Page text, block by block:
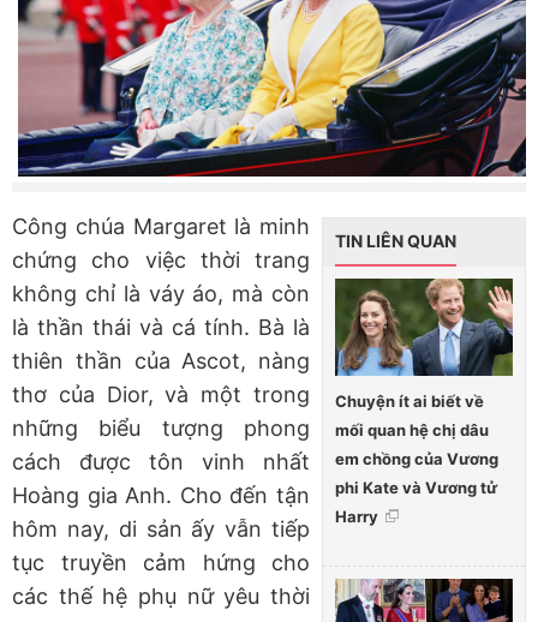
TIN LIÊN QUAN
Chuyện ít ai biết về
mối quan hệ chị dâu
em chồng của Vương
phi Kate và Vương tử
Harry
Công chúa Margaret là minh
chứng cho việc thời trang
không chỉ là váy áo, mà còn
là thần thái và cá tính. Bà là
thiên thần của Ascot, nàng
thơ của Dior, và một trong
những biểu tượng phong
cách được tôn vinh nhất
Hoàng gia Anh. Cho đến tận
hôm nay, di sản ấy vẫn tiếp
tục truyền cảm hứng cho
các thế hệ phụ nữ yêu thời